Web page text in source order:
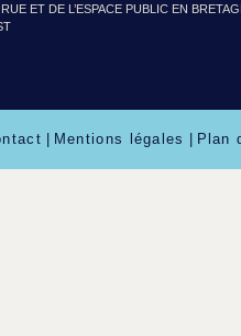
ET DE L’ESPACE PUBLIC EN
Mentions légales Plan